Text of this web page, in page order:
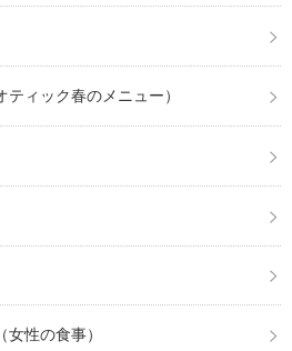
ィック春のメニュー）
性の食事）